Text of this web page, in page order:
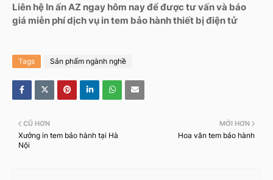
Liên hệ In ấn AZ ngay hôm nay để được tư vấn và báo
giá miễn phí dịch vụ in tem bảo hành thiết bị điện tử
Tags Sản phẩm ngành nghề
MỚI HƠN
Hoa văn tem bảo hành
CŨ HƠN
Xưởng in tem bảo hành tại Hà
Nội